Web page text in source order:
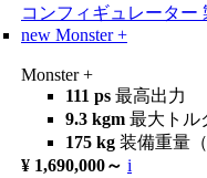
コンフィギュレーター
new Monster +
Monster +
111 ps 最高出力
9.3 kgm 最大トル
175 kg 装備重量
¥ 1,690,000～ i